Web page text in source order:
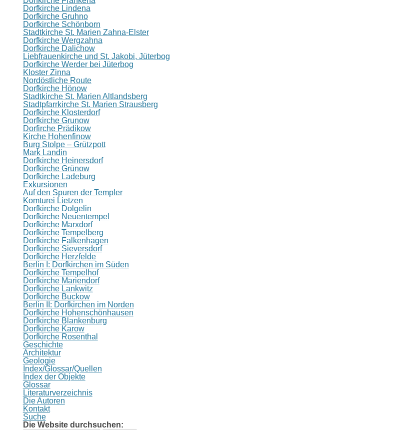
Dorfkirche Lindena
Dorfkirche Gruhno
Dorfkirche Schönborn
Stadtkirche St. Marien Zahna-Elster
Dorfkirche Wergzahna
Dorfkirche Dalichow
Liebfrauenkirche und St. Jakobi, Jüterbog
Dorfkirche Werder bei Jüterbog
Kloster Zinna
Nordöstliche Route
Dorfkirche Hönow
Stadtkirche St. Marien Altlandsberg
Stadtpfarrkirche St. Marien Strausberg
Dorfkirche Klosterdorf
Dorfkirche Grunow
Dorfirche Prädikow
Kirche Hohenfinow
Burg Stolpe – Grützpott
Mark Landin
Dorfkirche Heinersdorf
Dorfkirche Grünow
Dorfkirche Ladeburg
Exkursionen
Auf den Spuren der Templer
Komturei Lietzen
Dorfkirche Dolgelin
Dorfkirche Neuentempel
Dorfkirche Marxdorf
Dorfkirche Tempelberg
Dorfkirche Falkenhagen
Dorfkirche Sieversdorf
Dorfkirche Herzfelde
Berlin I: Dorfkirchen im Süden
Dorfkirche Tempelhof
Dorfkirche Mariendorf
Dorfkirche Lankwitz
Dorfkirche Buckow
Berlin II: Dorfkirchen im Norden
Dorfkirche Hohenschönhausen
Dorfkirche Blankenburg
Dorfkirche Karow
Dorfkirche Rosenthal
Geschichte
Architektur
Geologie
Index/Glossar/Quellen
Index der Objekte
Glossar
Literaturverzeichnis
Die Autoren
Kontakt
Suche
Die Website durchsuchen: